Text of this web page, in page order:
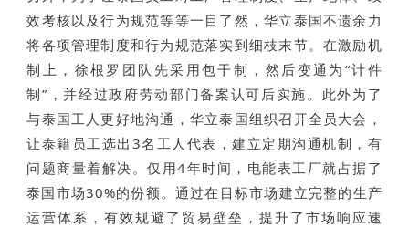
效考核以及行为规范等等一目了然，华立泰国不遗余力
将各项管理制度和行为规范落实到细枝末节。在激励机
制上，徐根罗团队先采用包干制，然后变通为“计件
制”，并经过政府劳动部门备案认可后实施。此外为了
与泰国工人更好地沟通，华立泰国组织召开全员大会，
让泰籍员工选出3名工人代表，建立定期沟通机制，有
问题商量着解决。仅用4年时间，电能表工厂就占据了
泰国市场30%的份额。通过在目标市场建立完整的生产
运营体系，有效规避了贸易壁垒，提升了市场响应速